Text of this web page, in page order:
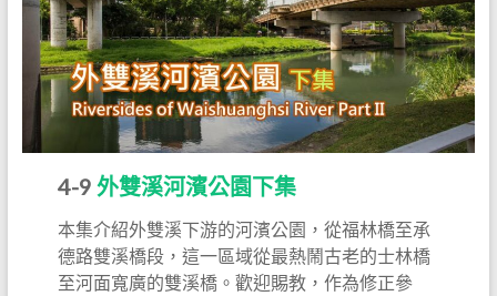
4-9外雙溪河濱公園下集
本集介紹外雙溪下游的河濱公園，從福林橋至承
德路雙溪橋段，這一區域從最熱鬧古老的士林橋
至河面寬廣的雙溪橋。歡迎賜教，作為修正參